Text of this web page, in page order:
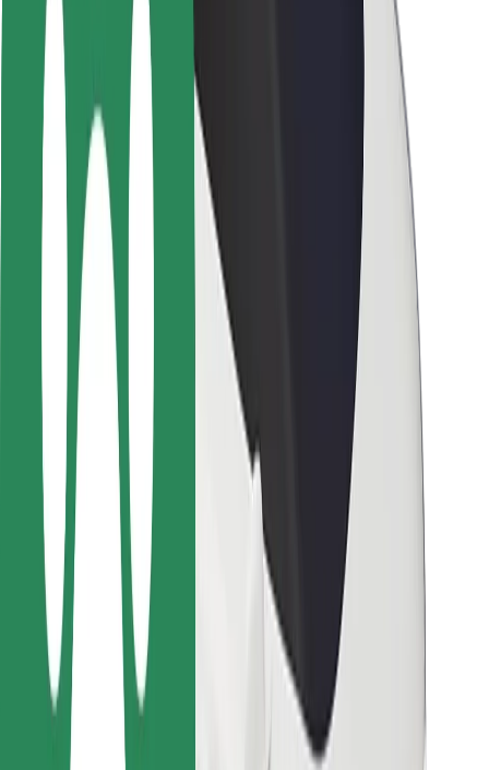
Bezpečnost řidičů
Bezpečnost na koloběžce
Laboratoř bezpečnosti
Města
Lokality
Řešení pro města
Letiště
Nabíjecí stanice Bolt
Podpora
Pro cestující
Pro řidiče
Pro kurýry
Bolt Food
Pro flotilové partnery
Pro restaurace
Bolt for Business
Jiné
Partneři
Obchodní podmínky